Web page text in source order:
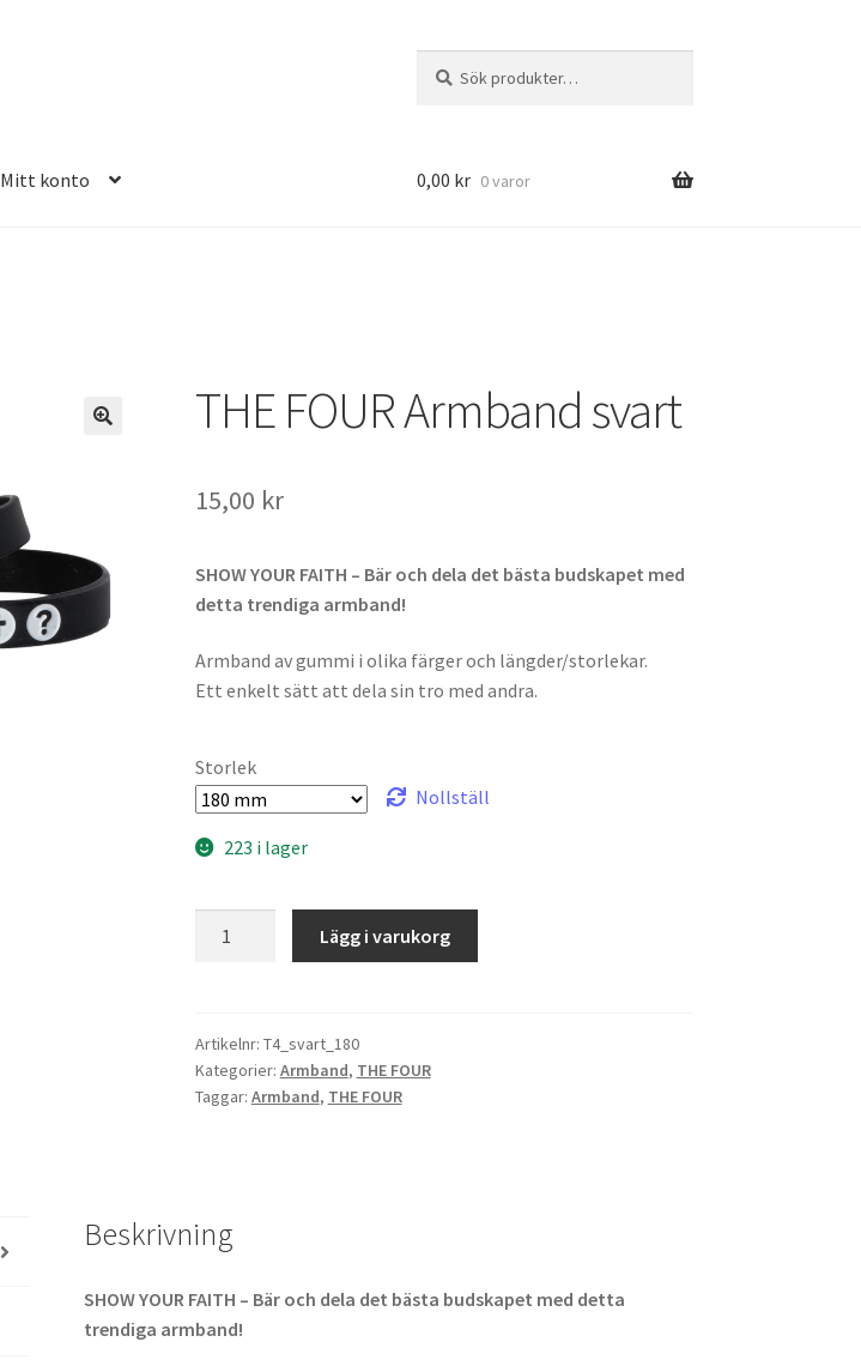
efter:
Mitt konto 0,00 kr 0 varor
THE FOUR Armband svart
15,00 kr
SHOW YOUR FAITH – Bär och dela det bästa budskapet med
detta trendiga armband!
Armband av gummi i olika färger och längder/storlekar.
Ett enkelt sätt att dela sin tro med andra.
Storlek
Nollställ
223 i lager
mängd
Lägg i varukorg
Artikelnr: T4_svart_180
Kategorier: Armband, THE FOUR
Taggar: Armband, THE FOUR
Beskrivning
SHOW YOUR FAITH – Bär och dela det bästa budskapet med detta
trendiga armband!